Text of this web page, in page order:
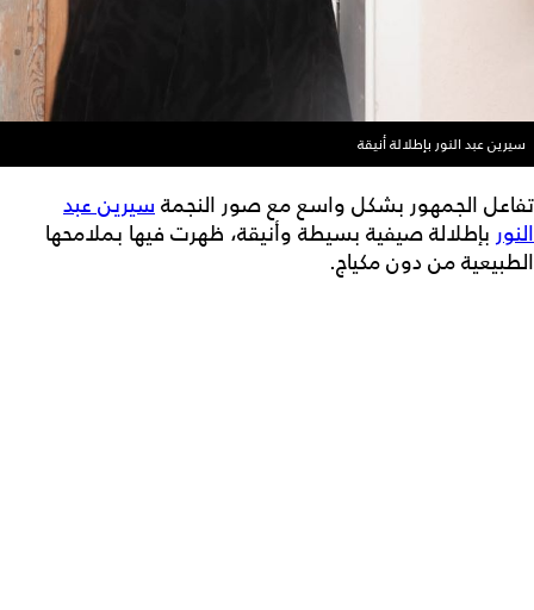
سيرين عبد النور بإطلالة أنيقة
تفاعل الجمهور بشكل واسع مع صور النجمةسيرين عبد
النور بإطلالة صيفية بسيطة وأنيقة، ظهرت فيها بملامحها
الطبيعية من دون مكياج.